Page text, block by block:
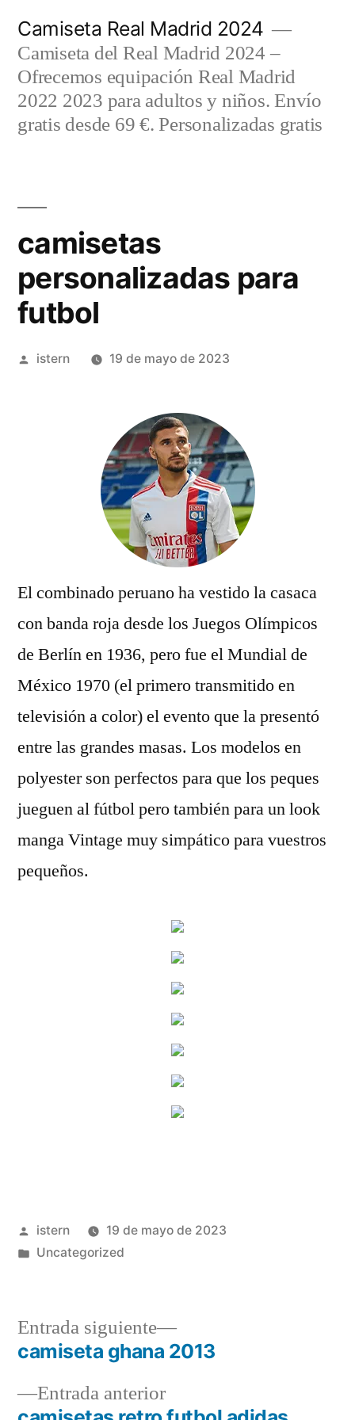
contenido
Camiseta Real Madrid 2024
Camiseta del Real Madrid 2024 –
Ofrecemos equipación Real Madrid
2022 2023 para adultos y niños. Envío
gratis desde 69 €. Personalizadas gratis
camisetas
personalizadas para
futbol
Publicado
istern 19 de mayo de 2023
El combinado peruano ha vestido la casaca
con banda roja desde los Juegos Olímpicos
de Berlín en 1936, pero fue el Mundial de
México 1970 (el primero transmitido en
televisión a color) el evento que la presentó
entre las grandes masas. Los modelos en
polyester son perfectos para que los peques
jueguen al fútbol pero también para un look
manga Vintage muy simpático para vuestros
pequeños.
Publicado
por
istern
19 de mayo de 2023
Publicado
Uncategorized
Navegación
deEntrada anteriorEntrada
Entrada siguiente
Entrada
siguiente:
camiseta ghana 2013